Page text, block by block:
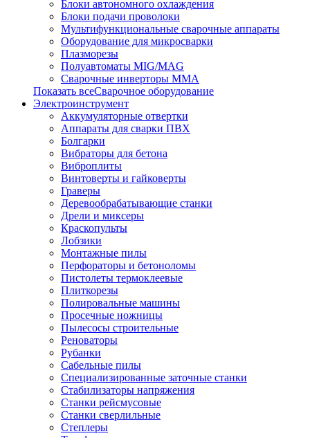
Блоки автономного охлаждения
Блоки подачи проволоки
Мультифункциональные сварочные аппараты
Оборудование для микросварки
Плазморезы
Полуавтоматы MIG/MAG
Сварочные инверторы ММА
Показать всеСварочное оборудование
Электроинструмент
Аккумуляторные отвертки
Аппараты для сварки ПВХ
Болгарки
Вибраторы для бетона
Виброплиты
Винтоверты и гайковерты
Граверы
Деревообрабатывающие станки
Дрели и миксеры
Краскопульты
Лобзики
Монтажные пилы
Перфораторы и бетоноломы
Пистолеты термоклеевые
Плиткорезы
Полировальные машины
Просечные ножницы
Пылесосы строительные
Реноваторы
Рубанки
Сабельные пилы
Специализированные заточные станки
Стабилизаторы напряжения
Станки рейсмусовые
Станки сверлильные
Степлеры